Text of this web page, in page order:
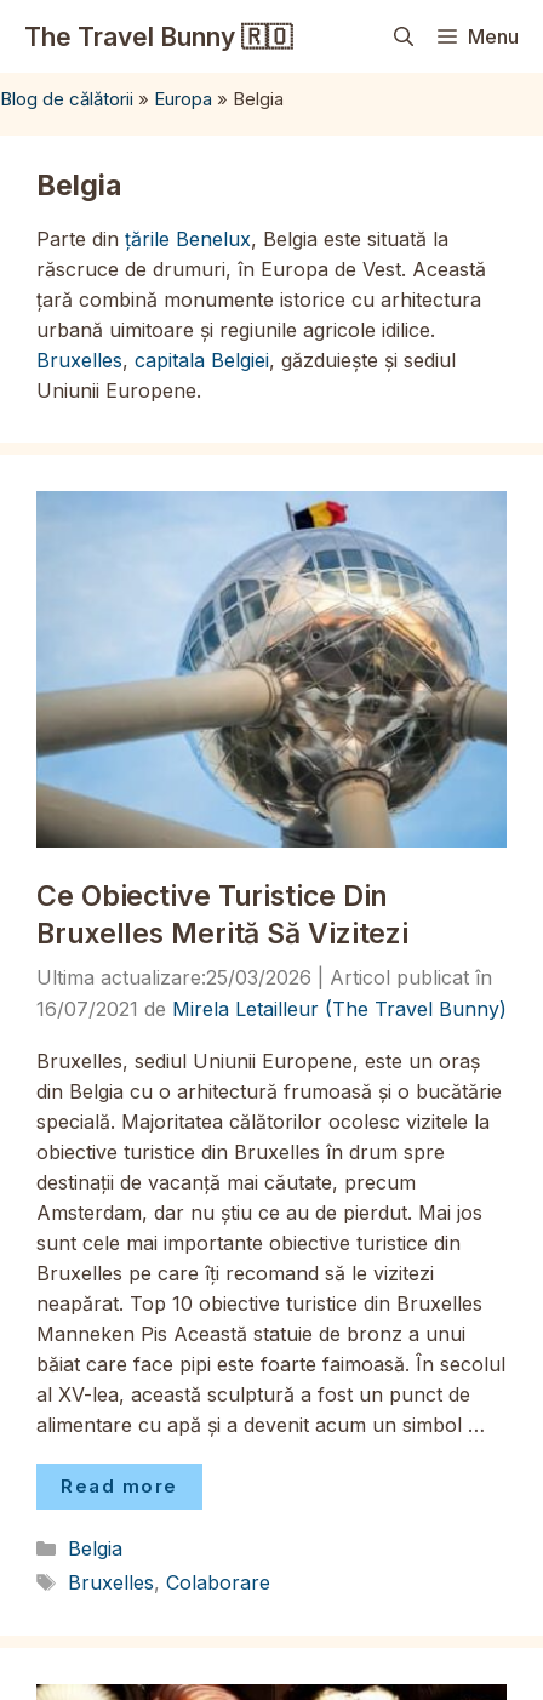
The Travel Bunny 🇷🇴 Menu
Blog de călătorii » Europa » Belgia
Belgia
Parte din țările Benelux, Belgia este situată la
răscruce de drumuri, în Europa de Vest. Această
țară combină monumente istorice cu arhitectura
urbană uimitoare și regiunile agricole idilice.
Bruxelles, capitala Belgiei, găzduiește și sediul
Uniunii Europene.
Ce Obiective Turistice Din
Bruxelles Merită Să Vizitezi
25/03/2026
16/07/2021 de Mirela Letailleur (The Travel Bunny)
Bruxelles, sediul Uniunii Europene, este un oraș
din Belgia cu o arhitectură frumoasă și o bucătărie
specială. Majoritatea călătorilor ocolesc vizitele la
obiective turistice din Bruxelles în drum spre
destinații de vacanță mai căutate, precum
Amsterdam, dar nu știu ce au de pierdut. Mai jos
sunt cele mai importante obiective turistice din
Bruxelles pe care îți recomand să le vizitezi
neapărat. Top 10 obiective turistice din Bruxelles
Manneken Pis Această statuie de bronz a unui
băiat care face pipi este foarte faimoasă. În secolul
al XV-lea, această sculptură a fost un punct de
alimentare cu apă și a devenit acum un simbol …
Read more
Categorii
Belgia
Etichete
Bruxelles, Colaborare